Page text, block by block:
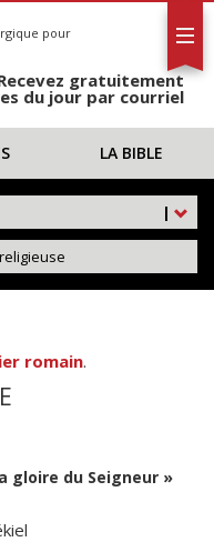
pour
gratuitement
du jour par courriel
LA BIBLE
|
romain.
gloire du Seigneur »